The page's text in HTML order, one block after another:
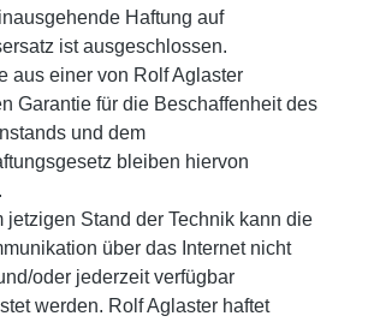
Haftung auf
ist ausgeschlossen.
aus einer von Rolf Aglaster
Garantie für die Beschaffenheit des
und dem
bleiben hiervon
jetzigen Stand der Technik kann die
über das Internet nicht
oder jederzeit verfügbar
werden. Rolf Aglaster haftet